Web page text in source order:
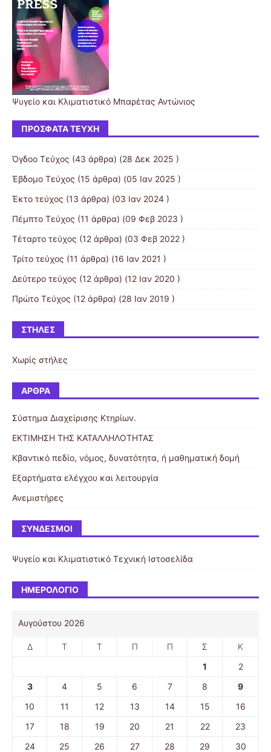
Ψυγείο και Κλιματιστικό Μπαρέτας Αντώνιος
ΠΡΌΣΦΑΤΑ ΤΕΎΧΗ
Όγδοο Τεύχος (43 άρθρα) (28 Δεκ 2025 )
Έβδομο Τεύχος (15 άρθρα) (05 Ιαν 2025 )
Έκτο τεύχος (13 άρθρα) (03 Ιαν 2024 )
Πέμπτο Τεύχος (11 άρθρα) (09 Φεβ 2023 )
Τέταρτο τεύχος (12 άρθρα) (03 Φεβ 2022 )
Τρίτο τεύχος (11 άρθρα) (16 Ιαν 2021 )
Δεύτερο τεύχος (12 άρθρα) (12 Ιαν 2020 )
Πρώτο Τεύχος (12 άρθρα) (28 Ιαν 2019 )
ΣΤΉΛΕΣ
Χωρίς στήλες
ΆΡΘΡΑ
Σύστημα Διαχείρισης Κτηρίων.
ΕΚΤΙΜΗΣΗ ΤΗΣ ΚΑΤΑΛΛΗΛΟΤΗΤΑΣ
Κβαντικό πεδίο, νόμος, δυνατότητα, ή μαθηματική δομή
Εξαρτήματα ελέγχου και λειτουργία
Ανεμιστήρες
ΣΎΝΔΕΣΜΟΙ
Ψυγείο και Κλιματιστικό Τεχνική Ιστοσελίδα
ΗΜΕΡΟΛΌΓΙΟ
Αυγούστου 2026
Δ Τ Τ Π Π Σ
Κ
1
2
3
4 5 6 7 8
9
10
11 12 13 14 15
16
17
18 19 20 21 22
23
24
25 26 27 28 29 30